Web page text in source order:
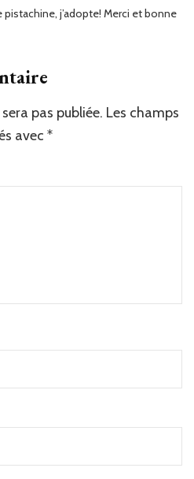
j’adopte! Merci et bonne
pas publiée. Les champs
avec *